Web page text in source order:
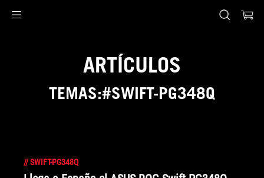
ARTÍCULOS
TEMAS:#SWIFT-PG348Q
//SWIFT-PG348Q